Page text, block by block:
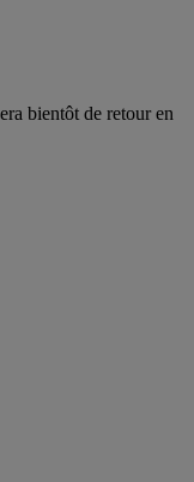
bientôt de retour en